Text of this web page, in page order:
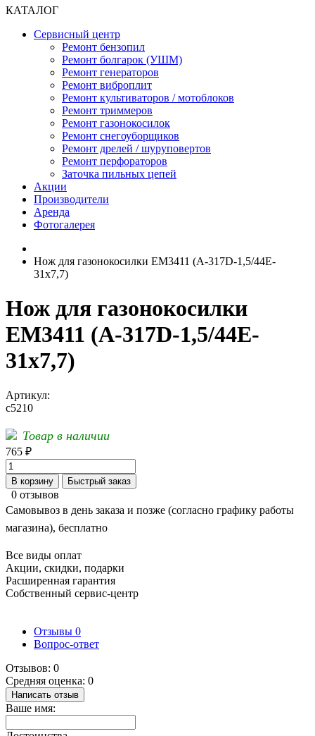
КАТАЛОГ
Сервисный центр
Ремонт бензопил
Ремонт болгарок (УШМ)
Ремонт генераторов
Ремонт виброплит
Ремонт культиваторов / мотоблоков
Ремонт триммеров
Ремонт газонокосилок
Ремонт снегоуборщиков
Ремонт дрелей / шуруповертов
Ремонт перфораторов
Заточка пильных цепей
Акции
Производители
Аренда
Фотогалерея
Нож для газонокосилки EM3411 (A-317D-1,5/44E-
31х7,7)
Нож для газонокосилки
EM3411 (A-317D-1,5/44E-
31х7,7)
Артикул:
с5210
Товар в наличии
765 ₽
В корзину Быстрый заказ
0 отзывов
Самовывоз в день заказа и позже (согласно графику работы
магазина), бесплатно
Все виды оплат
Акции, скидки, подарки
Расширенная гарантия
Собственный сервис-центр
Отзывы 0
Вопрос-ответ
Отзывов: 0
Средняя оценка: 0
Написать отзыв
Ваше имя: